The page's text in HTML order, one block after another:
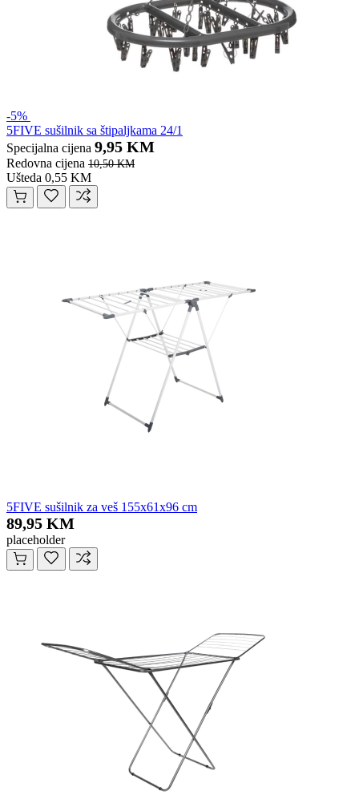
-5%
5FIVE sušilnik sa štipaljkama 24/1
Specijalna cijena 9,95 KM
Redovna cijena 10,50 KM
Ušteda 0,55 KM
5FIVE sušilnik za veš 155x61x96 cm
89,95 KM
placeholder